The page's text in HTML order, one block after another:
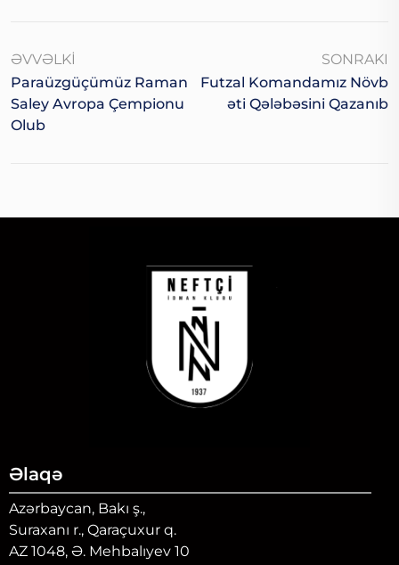
ƏVVƏLKI
Paraüzgüçümüz Raman
Saley Avropa Çempionu
Olub
SONRAKI
Futzal Komandamız Növb
Əti Qələbəsini Qazanıb
Əlaqə
Azərbaycan, Bakı ş.,
Suraxanı r., Qaraçuxur q.
AZ 1048, Ə. Mehbalıyev 10